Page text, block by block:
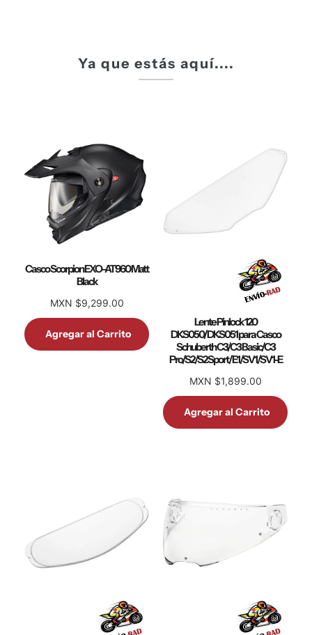
Ya que estás aquí....
Casco Scorpion EXO-AT960 Matt
Black
MXN $9,299.00
Agregar al Carrito
Lente Pinlock 120
DKS050/DKS051 para Casco
Schuberth C3/C3 Basic/C3
Pro/S2/S2 Sport/E1/SV1/SV1-E
MXN $1,899.00
Agregar al Carrito